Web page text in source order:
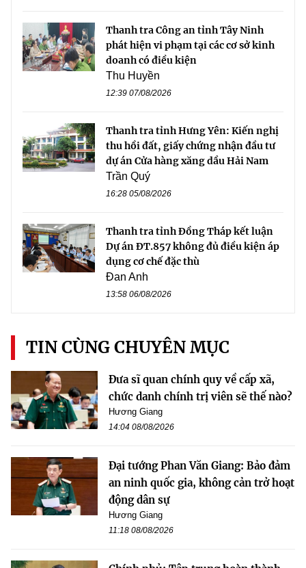
Thanh tra Công an tỉnh Tây Ninh
phát hiện vi phạm tại các cơ sở kinh
doanh có điều kiện
Thu Huyền
12:39 07/08/2026
Thanh tra tỉnh Hưng Yên: Kiến nghị
thu hồi đất, giấy chứng nhận đầu tư
dự án Cửa hàng xăng dầu Hải Nam
Trần Quý
16:28 05/08/2026
Thanh tra tỉnh Đồng Tháp kết luận
Dự án ĐT.857 không đủ điều kiện áp
dụng cơ chế đặc thù
Đan Anh
13:58 06/08/2026
TIN CÙNG CHUYÊN MỤC
Đưa sĩ quan chính quy về cấp xã,
chức danh chính trị viên sẽ thế nào?
Hương Giang
14:04 08/08/2026
Đại tướng Phan Văn Giang: Bảo đảm
an ninh quốc gia, không cản trở hoạt
động dân sự
Hương Giang
11:18 08/08/2026